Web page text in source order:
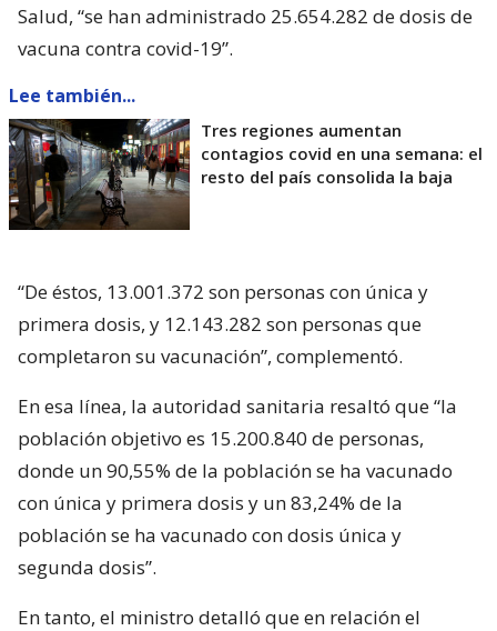
Salud, “se han administrado 25.654.282 de dosis de
vacuna contra covid-19”.
Lee también...
Tres regiones aumentan
contagios covid en una semana: el
resto del país consolida la baja
“De éstos, 13.001.372 son personas con única y
primera dosis, y 12.143.282 son personas que
completaron su vacunación”, complementó.
En esa línea, la autoridad sanitaria resaltó que “la
población objetivo es 15.200.840 de personas,
donde un 90,55% de la población se ha vacunado
con única y primera dosis y un 83,24% de la
población se ha vacunado con dosis única y
segunda dosis”.
En tanto, el ministro detalló que en relación el